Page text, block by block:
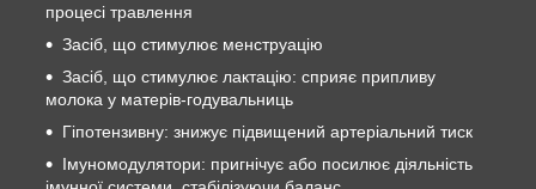
процесі травлення
Засіб, що стимулює менструацію
Засіб, що стимулює лактацію: сприяє припливу
молока у матерів-годувальниць
Гіпотензивну: знижує підвищений артеріальний тиск
Імуномодулятори: пригнічує або посилює діяльність